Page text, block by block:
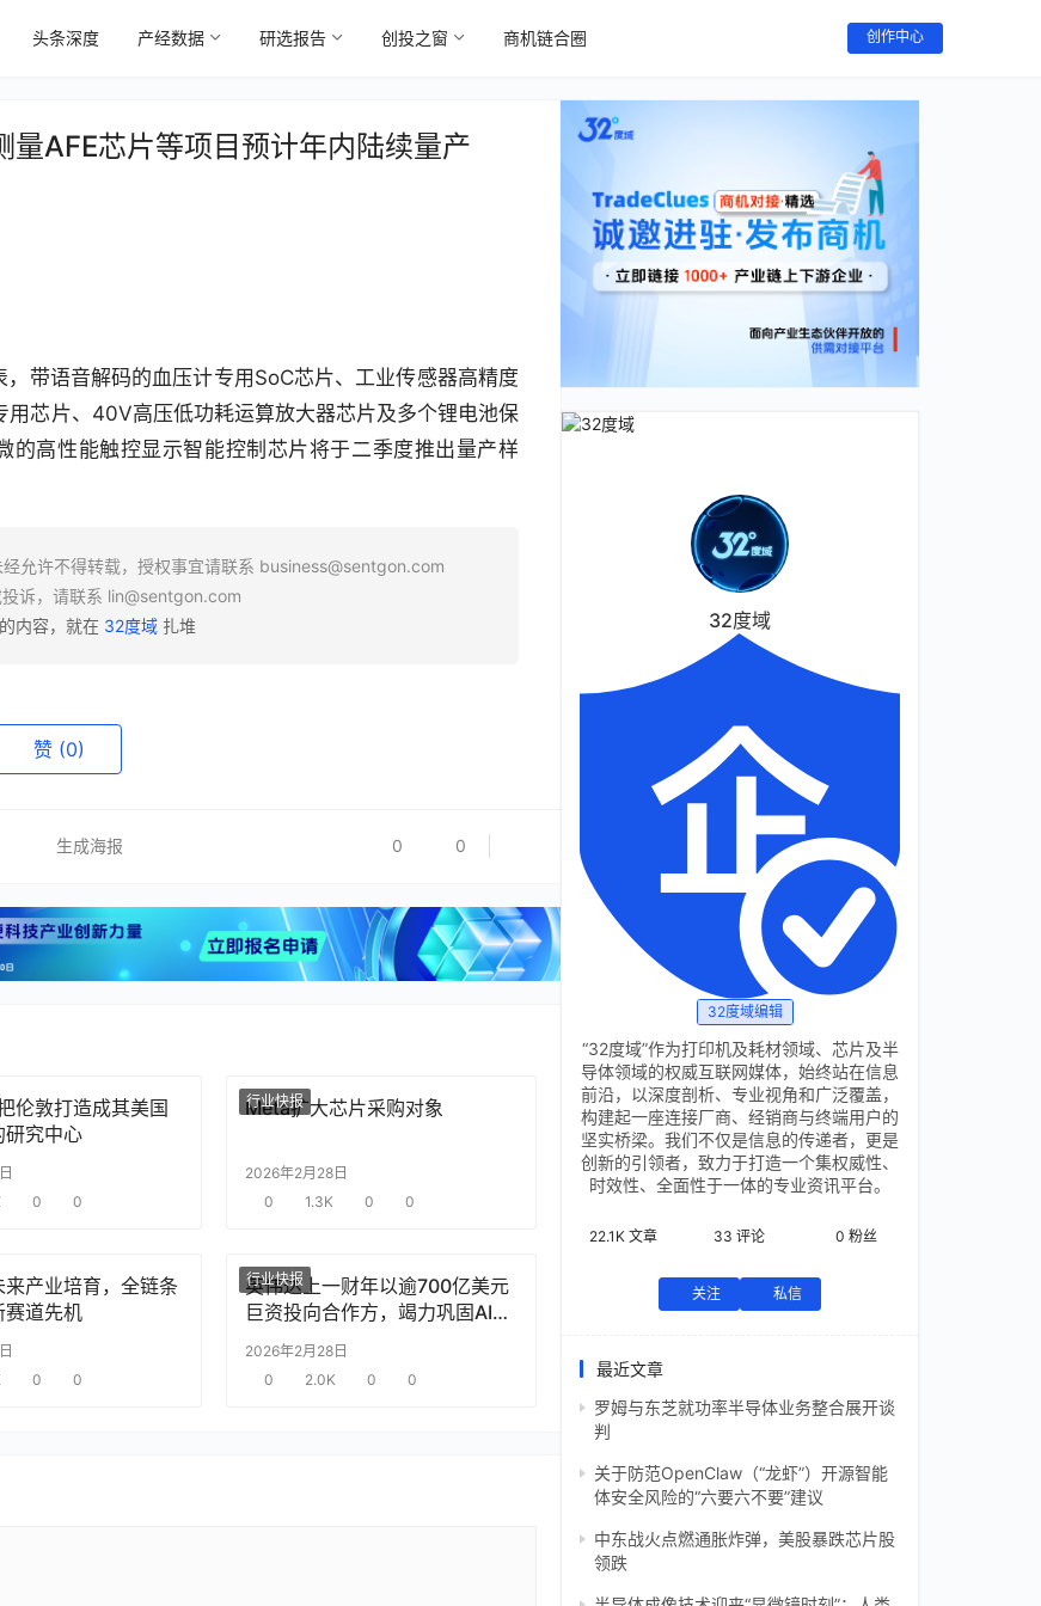
头条深度 产经数据 研选报告 创投之窗 商机链合圈 创作中心
AFE芯片等项目预计年内陆续量产
带语音解码的血压计专用SoC芯片、工业传感器高精度
芯片、40V高压低功耗运算放大器芯片及多个锂电池保
高性能触控显示智能控制芯片将于二季度推出量产样
允许不得转载，授权事宜请联系 business@sentgon.com
诉，请联系 lin@sentgon.com
内容，就在 32度域扎堆
赞 (0)
生成海报 0 0
伦敦打造成其美国
研究中心
0 0
行业快报
Meta扩大芯片采购对象
2026年2月28日
0
1.3K 0 0
来产业培育，全链条
赛道先机
0 0
行业快报
英伟达上一财年以逾700亿美元
巨资投向合作方，竭力巩固AI芯
片需求
2026年2月28日
0
2.0K 0 0
32度域
32度域编辑
“32度域”作为打印机及耗材领域、芯片及半
导体领域的权威互联网媒体，始终站在信息
前沿，以深度剖析、专业视角和广泛覆盖，
构建起一座连接厂商、经销商与终端用户的
坚实桥梁。我们不仅是信息的传递者，更是
创新的引领者，致力于打造一个集权威性、
时效性、全面性于一体的专业资讯平台。
22.1K 文章 33 评论 0 粉丝
关注 私信
最近文章
罗姆与东芝就功率半导体业务整合展开谈
判
关于防范OpenClaw（“龙虾”）开源智能
体安全风险的“六要六不要”建议
中东战火点燃通胀炸弹，美股暴跌芯片股
领跌